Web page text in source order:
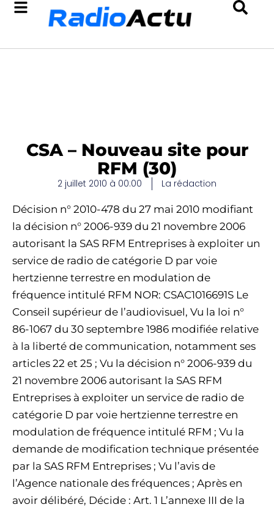
CSA – Nouveau site pour
RFM (30)
2 juillet 2010 à 00:00 La rédaction
Décision n° 2010-478 du 27 mai 2010 modifiant
la décision n° 2006-939 du 21 novembre 2006
autorisant la SAS RFM Entreprises à exploiter un
service de radio de catégorie D par voie
hertzienne terrestre en modulation de
fréquence intitulé RFM NOR: CSAC1016691S Le
Conseil supérieur de l’audiovisuel, Vu la loi n°
86-1067 du 30 septembre 1986 modifiée relative
à la liberté de communication, notamment ses
articles 22 et 25 ; Vu la décision n° 2006-939 du
21 novembre 2006 autorisant la SAS RFM
Entreprises à exploiter un service de radio de
catégorie D par voie hertzienne terrestre en
modulation de fréquence intitulé RFM ; Vu la
demande de modification technique présentée
par la SAS RFM Entreprises ; Vu l’avis de
l’Agence nationale des fréquences ; Après en
avoir délibéré, Décide : Art. 1 L’annexe III de la